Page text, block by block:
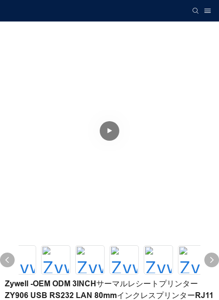
Zywell -OEM ODM 3INCHサーマルレシートプリンター
ZY906 USB RS232 LAN 80mmインクレスプリンターRJ11